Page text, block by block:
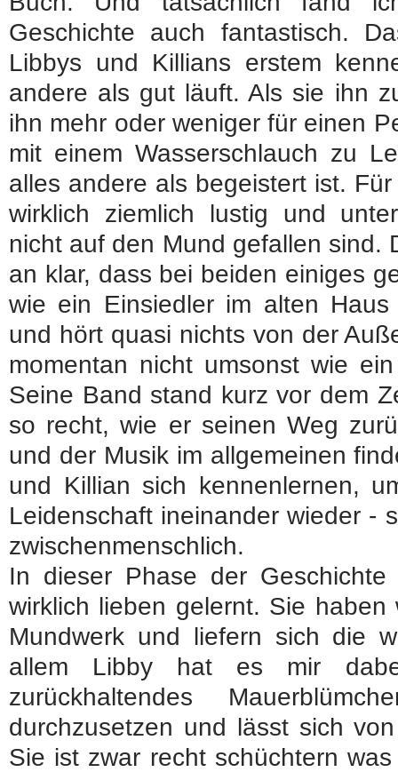
Geschichte auch fantastisch.
Libbys und Killians erstem
andere als gut läuft. Als sie ihn
ihn mehr oder weniger für einen
mit einem Wasserschlauch zu
alles andere als begeistert ist.
wirklich ziemlich lustig und
nicht auf den Mund gefallen sind.
an klar, dass bei beiden einiges
wie ein Einsiedler im alten
und hört quasi nichts von der
momentan nicht umsonst wie
Seine Band stand kurz vor dem
so recht, wie er seinen Weg
und der Musik im allgemeinen
und Killian sich kennenlernen,
Leidenschaft ineinander wieder -
zwischenmenschlich.
In dieser Phase der
wirklich lieben gelernt. Sie
Mundwerk und liefern sich die
allem Libby hat es mir
zurückhaltendes
durchzusetzen und lässt sich
Sie ist zwar recht schüchtern